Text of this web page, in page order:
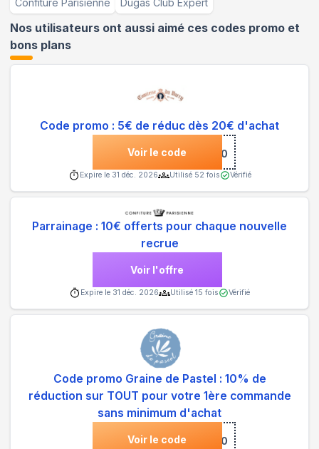
Nos utilisateurs ont aussi aimé ces codes promo et
bons plans
Code promo : 5€ de réduc dès 20€ d'achat
Voir le code ***D20
Expire le 31 déc. 2026 Utilisé 52 fois Vérifié
Parrainage : 10€ offerts pour chaque nouvelle
recrue
Voir l'offre
Expire le 31 déc. 2026 Utilisé 15 fois Vérifié
Code promo Graine de Pastel : 10% de
réduction sur TOUT pour votre 1ère commande
sans minimum d'achat
Voir le code
***NVENUE10